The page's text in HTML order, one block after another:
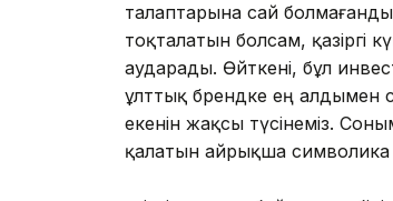
талаптарына сай
тоқталатын болсам, қазіргі
аударады. Өйткені, бұл
ұлттық брендке ең алдымен
екенін жақсы түсінеміз.
қалатын айрықша